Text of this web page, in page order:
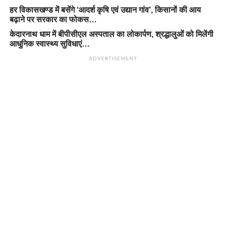
हर विकासखण्ड में बसेंगे ‘आदर्श कृषि एवं उद्यान गांव’, किसानों की आय
बढ़ाने पर सरकार का फोकस…
केदारनाथ धाम में बीपीसीएल अस्पताल का लोकार्पण, श्रद्धालुओं को मिलेंगी
आधुनिक स्वास्थ्य सुविधाएं…
ADVERTISEMENT